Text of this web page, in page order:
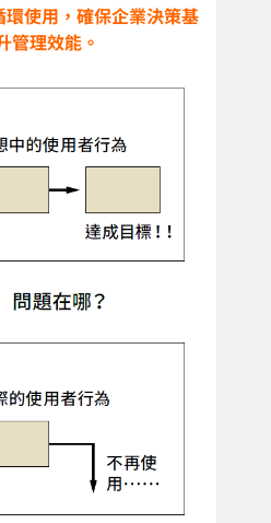
使用，確保企業決策基
管理效能。